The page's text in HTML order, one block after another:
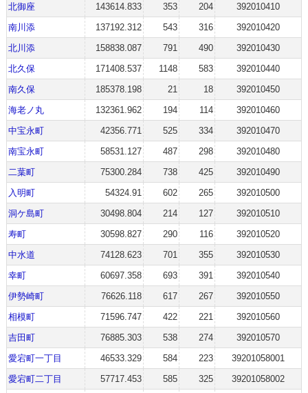
北御座
143614.833 353 204
392010410
南川添
137192.312 543 316
392010420
北川添
158838.087 791 490
392010430
北久保
171408.537 1148 583
392010440
南久保
185378.198 21 18
392010450
海老ノ丸
132361.962 194 114
392010460
中宝永町
42356.771 525 334
392010470
南宝永町
58531.127 487 298
392010480
二葉町
75300.284 738 425
392010490
入明町
54324.91 602 265
392010500
洞ケ島町
30498.804 214 127
392010510
寿町
30598.827 290 116
392010520
中水道
74128.623 701 355
392010530
幸町
60697.358 693 391
392010540
伊勢崎町
76626.118 617 267
392010550
相模町
71596.747 422 221
392010560
吉田町
76885.303 538 274
392010570
愛宕町一丁目
46533.329 584 223
39201058001
愛宕町二丁目
57717.453 585 325 39201058002